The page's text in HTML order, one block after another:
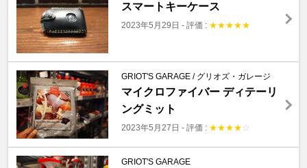
スマートキーケース
2023年5月29日 - 評価 : ★★★★★
GRIOT'S GARAGE / グリオズ・ガレージ
マイクロファイバー ディテーリ
ングミット
2023年5月27日 - 評価 : ★★★★ ☆
GRIOT'S GARAGE